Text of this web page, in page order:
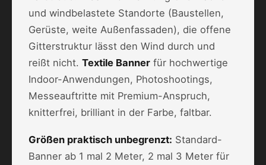
und windbelastete Standorte (Baustellen,
Gerüste, weite Außenfassaden), die offene
Gitterstruktur lässt den Wind durch und
reißt nicht. Textile Banner für hochwertige
Indoor-Anwendungen, Photoshootings,
Messeauftritte mit Premium-Anspruch,
knitterfrei, brilliant in der Farbe, faltbar.
Größen praktisch unbegrenzt: Standard-
Banner ab 1 mal 2 Meter, 2 mal 3 Meter für